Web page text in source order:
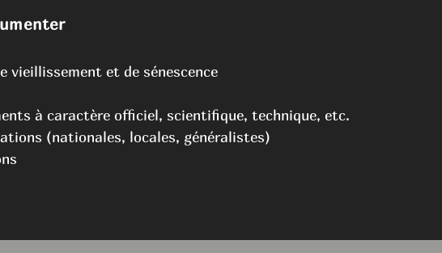
vieillissement et de sénescence
à caractère officiel, scientifique, technique, etc.
(nationales, locales, généralistes)